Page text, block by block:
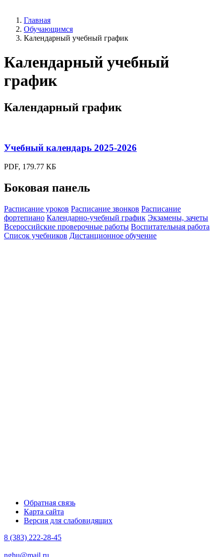
Главная
Обучающимся
Календарный учебный график
Календарный учебный
график
Календарный график
Учебный календарь 2025-2026
PDF, 179.77 КБ
Боковая панель
Расписание уроков Расписание звонков Расписание
фортепиано Календарно-учебный график Экзамены, зачеты
Всероссийские проверочные работы Воспитательная работа
Список учебников Дистанционное обучение
Обратная связь
Карта сайта
Версия для слабовидящих
8 (383) 222-28-45
nghu@mail.ru